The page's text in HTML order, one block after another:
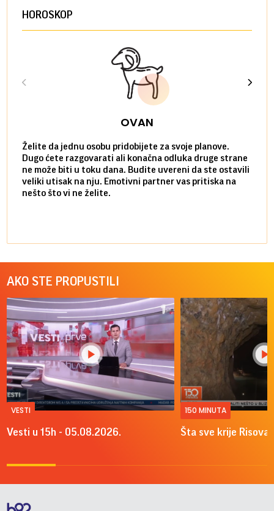
HOROSKOP
OVAN
Želite da jednu osobu pridobijete za svoje planove.
Dugo ćete razgovarati ali konačna odluka druge strane
ne može biti u toku dana. Budite uvereni da ste ostavili
veliki utisak na nju. Emotivni partner vas pritiska na
nešto što vi ne želite.
AKO STE PROPUSTILI
VESTI
Vesti u 15h - 05.08.2026.
150 MINUTA
Šta sve krije